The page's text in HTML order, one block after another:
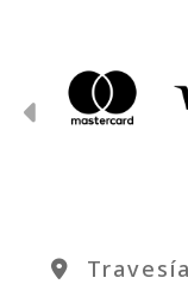
Anterior